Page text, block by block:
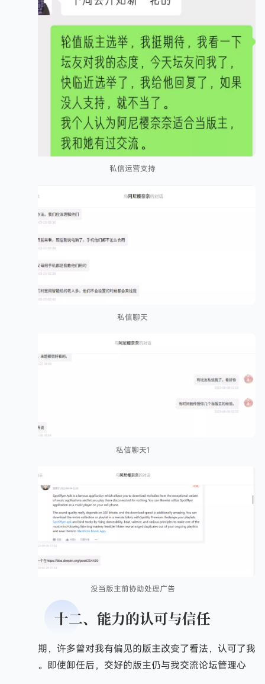
私信运营支持
私信聊天
私信聊天1
没当版主前协助处理广告
十二、能力的认可与信任
后期，许多曾对我有偏见的版主改变了看法，认可了我
的能力。即使卸任后，交好的版主仍与我交流论坛管理心